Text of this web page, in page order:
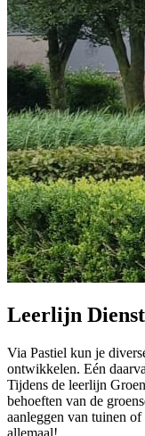
Leerlijn
Via Pastiel kun je
ontwikkelen. Eén
Tijdens de leerlijn
behoeften van de
aanleggen van tuinen